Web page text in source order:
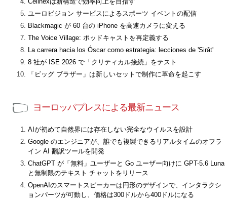
ユーロビジョン サービスによるスポーツ イベントの配信
Blackmagic が 60 台の iPhone を高速カメラに変える
The Voice Village: ポッドキャストを再定義する
La carrera hacia los Óscar como estrategia: lecciones de 'Sirât'
8 社が ISE 2026 で「クリティカル接続」をテスト
「ビッグ ブラザー」は新しいセットで制作に革命を起こす
ヨーロッパプレスによる最新ニュース
AIが初めて自然界には存在しない完全なウイルスを設計
Google のエンジニアが、誰でも複製できるリアルタイムのオフラ
イン AI 翻訳ツールを開発
ChatGPT が「無料」ユーザーと Go ユーザー向けに GPT-5.6 Luna
と無制限のテキスト チャットをリリース
OpenAIのスマートスピーカーは円形のデザインで、インタラクシ
ョンパーツが可動し、価格は300ドルから400ドルになる